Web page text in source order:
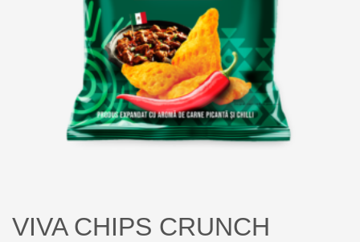
VIVA CHIPS CRUNCH